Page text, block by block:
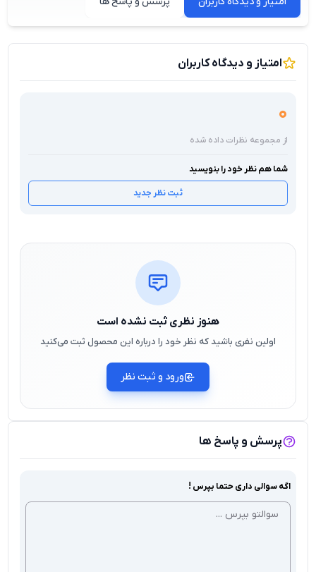
امتیاز و دیدگاه کاربران
0
از مجموعه نظرات داده شده
شما هم نظر خود را بنویسید
ثبت نظر جدید
هنوز نظری ثبت نشده است
اولین نفری باشید که نظر خود را درباره این محصول ثبت می‌کنید
ورود و ثبت نظر
پرسش و پاسخ ها
اگه سوالی داری حتما بپرس !